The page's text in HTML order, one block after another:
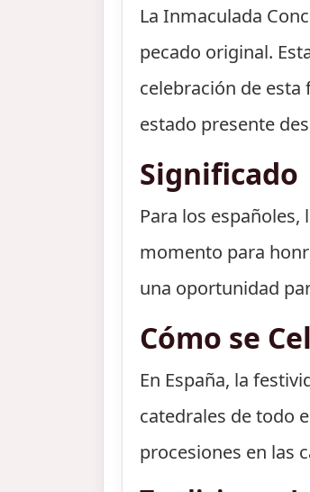
La Inmaculada
pecado original.
celebración de esta
estado presente
Significado
Para los
momento para
una oportunidad
Cómo se
En España, la
catedrales de todo
procesiones en las